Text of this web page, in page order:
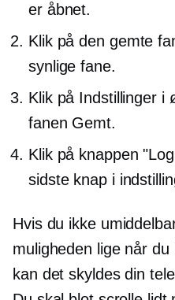
er åbnet.
Klik på den gemte
synlige fane.
Klik på Indstillinger i
fanen Gemt.
Klik på knappen
sidste knap i
Hvis du ikke
muligheden lige når du
kan det skyldes din